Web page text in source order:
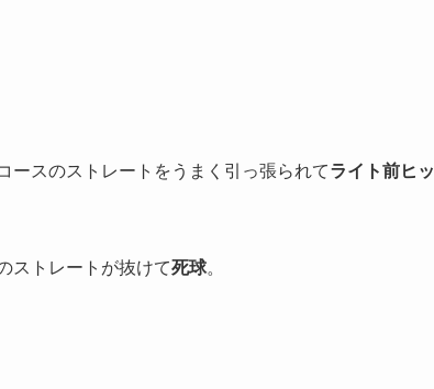
ースのストレートをうまく引っ張られてライト前ヒッ
ストレートが抜けて死球。